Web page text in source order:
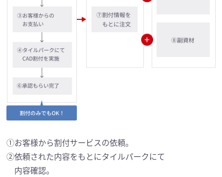
①お客様から割付サービスの依頼。
②依頼された内容をもとにタイルパークにて
内容確認。